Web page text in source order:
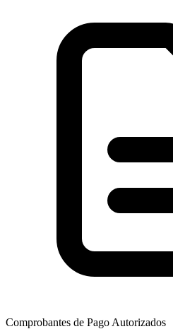
Comprobantes de Pago Autorizados